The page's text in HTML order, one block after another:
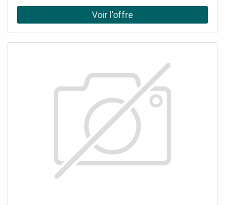
Commande Wi-Fi intégrée pour le contrôle à distance du
climatiseur.